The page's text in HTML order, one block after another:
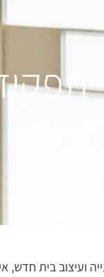
ועיצוב בית חדש,